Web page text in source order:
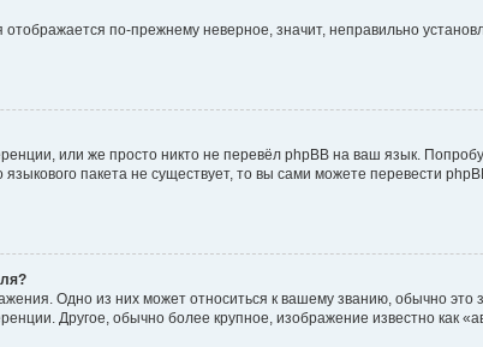
по-прежнему неверное, значит, неправильно
или же просто никто не перевёл phpBB на ваш язык.
языкового пакета не существует, то вы сами можете перевести
Одно из них может относиться к вашему званию, обычно это
Другое, обычно более крупное, изображение известно как